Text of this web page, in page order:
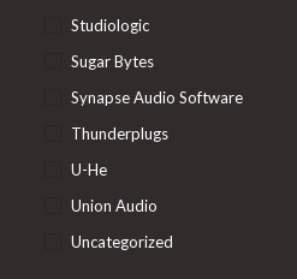
Studiologic
Sugar Bytes
Synapse Audio Software
Thunderplugs
U-He
Union Audio
Uncategorized